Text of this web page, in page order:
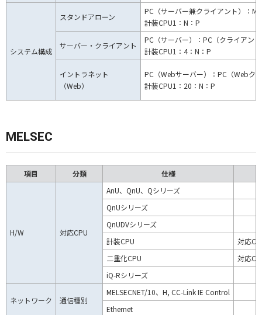
システム構成
スタンドアローン
PC（サーバー兼クライアント）：
計装CPU1：N：P
サーバー・クライアント
PC（サーバー）：PC（クライアン
計装CPU1：4：N：P
イントラネット
（Web）
PC（Webサーバー）：PC（Webク
計装CPU1：20：N：P
MELSEC
項目 分類 仕様
H/W 対応CPU
AnU、QnU、Qシリーズ
QnUシリーズ
QnUDVシリーズ
計装CPU
対応
二重化CPU
対応
iQ-Rシリーズ
ネットワーク 通信種別
MELSECNET/10、H, CC-Link IE Control
Ethernet